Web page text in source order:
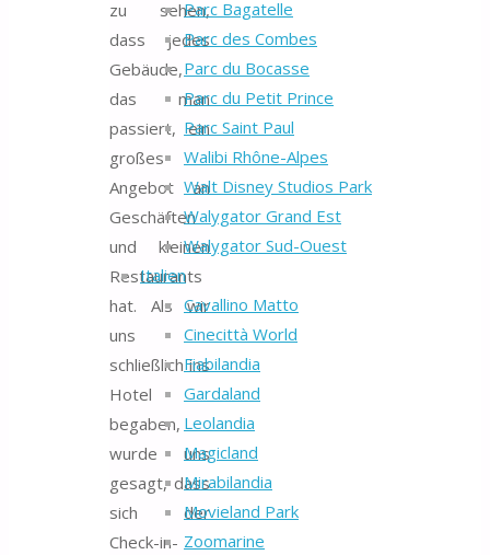
Parc Bagatelle
Parc des Combes
Parc du Bocasse
Parc du Petit Prince
Parc Saint Paul
Walibi Rhône-Alpes
Walt Disney Studios Park
Walygator Grand Est
Walygator Sud-Ouest
Italien
Cavallino Matto
Cinecittà World
Fiabilandia
Gardaland
Leolandia
Magicland
Mirabilandia
Movieland Park
Zoomarine
zu sehen,
dass jedes
Gebäude,
das man
passiert, ein
großes
Angebot an
Geschäften
und kleinen
Restaurants
hat. Als wir
uns
schließlich ins
Hotel
begaben,
wurde uns
gesagt, dass
sich der
Check-in-